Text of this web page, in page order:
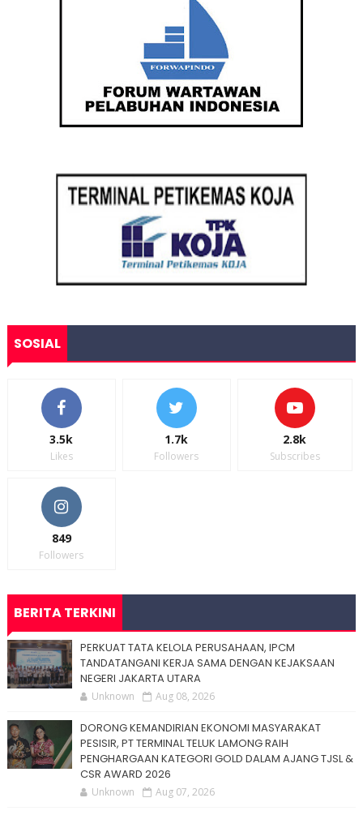
SOSIAL
3.5k
Likes
1.7k
Followers
2.8k
Subscribes
849
Followers
BERITA TERKINI
PERKUAT TATA KELOLA PERUSAHAAN, IPCM
TANDATANGANI KERJA SAMA DENGAN KEJAKSAAN
NEGERI JAKARTA UTARA
Unknown Aug 08, 2026
DORONG KEMANDIRIAN EKONOMI MASYARAKAT
PESISIR, PT TERMINAL TELUK LAMONG RAIH
PENGHARGAAN KATEGORI GOLD DALAM AJANG TJSL &
CSR AWARD 2026
Unknown Aug 07, 2026